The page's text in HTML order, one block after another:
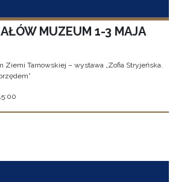
MUZEUM 1-3 MAJA
Ziemi Tarnowskiej – wystawa „Zofia Stryjeńska.